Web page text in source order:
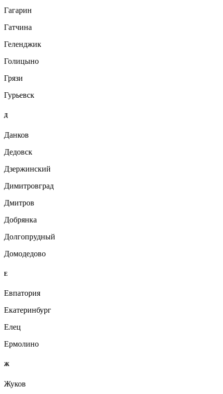
Гагарин
Гатчина
Геленджик
Голицыно
Грязи
Гурьевск
Д
Данков
Дедовск
Дзержинский
Димитровград
Дмитров
Добрянка
Долгопрудный
Домодедово
Е
Евпатория
Екатеринбург
Елец
Ермолино
Ж
Жуков